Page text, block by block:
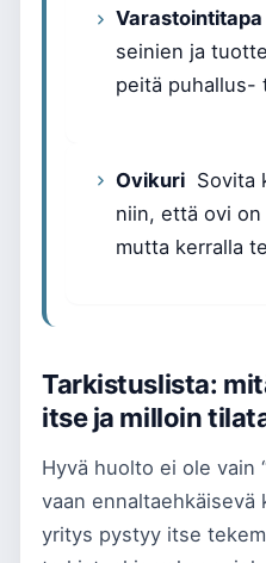
Varastointitapa
seinien ja
peitä puhallus-
Ovikuri Sovita
niin, että ovi on
mutta kerralla
Tarkistuslista:
itse ja milloin
Hyvä huolto ei ole vain
vaan ennaltaehkäisevä
yritys pystyy itse